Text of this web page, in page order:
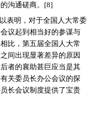
沟通磋商。 [8]
表明，对于全国人大常委
议起到相当好的参谋与
比，第五届全国人大常
间出现显著差异的原因
者的襄助甚巨应当是其
关委员长办公会议的探
长会议制度提供了宝贵